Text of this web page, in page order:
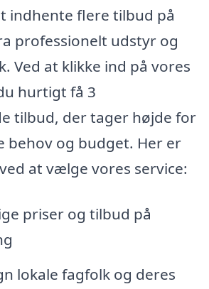
indhente flere tilbud på
professionelt udstyr og
Ved at klikke ind på vores
hurtigt få 3
tilbud, der tager højde for
behov og budget. Her er
at vælge vores service:
priser og tilbud på
lokale fagfolk og deres